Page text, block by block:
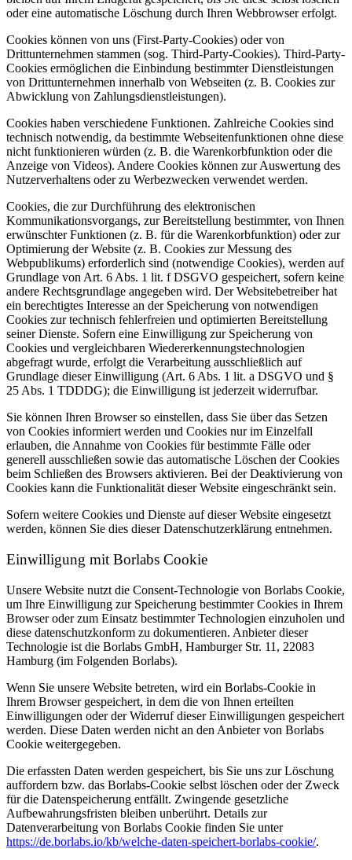
oder eine automatische Löschung durch Ihren Webbrowser erfolgt.
Cookies können von uns (First-Party-Cookies) oder von
Drittunternehmen stammen (sog. Third-Party-Cookies). Third-Party-
Cookies ermöglichen die Einbindung bestimmter Dienstleistungen
von Drittunternehmen innerhalb von Webseiten (z. B. Cookies zur
Abwicklung von Zahlungsdienstleistungen).
Cookies haben verschiedene Funktionen. Zahlreiche Cookies sind
technisch notwendig, da bestimmte Webseitenfunktionen ohne diese
nicht funktionieren würden (z. B. die Warenkorbfunktion oder die
Anzeige von Videos). Andere Cookies können zur Auswertung des
Nutzerverhaltens oder zu Werbezwecken verwendet werden.
Cookies, die zur Durchführung des elektronischen
Kommunikationsvorgangs, zur Bereitstellung bestimmter, von Ihnen
erwünschter Funktionen (z. B. für die Warenkorbfunktion) oder zur
Optimierung der Website (z. B. Cookies zur Messung des
Webpublikums) erforderlich sind (notwendige Cookies), werden auf
Grundlage von Art. 6 Abs. 1 lit. f DSGVO gespeichert, sofern keine
andere Rechtsgrundlage angegeben wird. Der Websitebetreiber hat
ein berechtigtes Interesse an der Speicherung von notwendigen
Cookies zur technisch fehlerfreien und optimierten Bereitstellung
seiner Dienste. Sofern eine Einwilligung zur Speicherung von
Cookies und vergleichbaren Wiedererkennungstechnologien
abgefragt wurde, erfolgt die Verarbeitung ausschließlich auf
Grundlage dieser Einwilligung (Art. 6 Abs. 1 lit. a DSGVO und §
25 Abs. 1 TDDDG); die Einwilligung ist jederzeit widerrufbar.
Sie können Ihren Browser so einstellen, dass Sie über das Setzen
von Cookies informiert werden und Cookies nur im Einzelfall
erlauben, die Annahme von Cookies für bestimmte Fälle oder
generell ausschließen sowie das automatische Löschen der Cookies
beim Schließen des Browsers aktivieren. Bei der Deaktivierung von
Cookies kann die Funktionalität dieser Website eingeschränkt sein.
Sofern weitere Cookies und Dienste auf dieser Website eingesetzt
werden, können Sie dies dieser Datenschutzerklärung entnehmen.
Einwilligung mit Borlabs Cookie
Unsere Website nutzt die Consent-Technologie von Borlabs Cookie,
um Ihre Einwilligung zur Speicherung bestimmter Cookies in Ihrem
Browser oder zum Einsatz bestimmter Technologien einzuholen und
diese datenschutzkonform zu dokumentieren. Anbieter dieser
Technologie ist die Borlabs GmbH, Hamburger Str. 11, 22083
Hamburg (im Folgenden Borlabs).
Wenn Sie unsere Website betreten, wird ein Borlabs-Cookie in
Ihrem Browser gespeichert, in dem die von Ihnen erteilten
Einwilligungen oder der Widerruf dieser Einwilligungen gespeichert
werden. Diese Daten werden nicht an den Anbieter von Borlabs
Cookie weitergegeben.
Die erfassten Daten werden gespeichert, bis Sie uns zur Löschung
auffordern bzw. das Borlabs-Cookie selbst löschen oder der Zweck
für die Datenspeicherung entfällt. Zwingende gesetzliche
Aufbewahrungsfristen bleiben unberührt. Details zur
Datenverarbeitung von Borlabs Cookie finden Sie unter
https://de.borlabs.io/kb/welche-daten-speichert-borlabs-cookie/.